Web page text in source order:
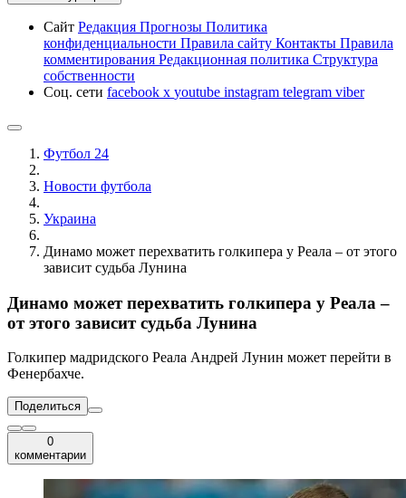
Сайт Редакция Прогнозы Политика
конфиденциальности Правила сайту Контакты Правила
комментирования Редакционная политика Структура
собственности
Соц. сети facebook x youtube instagram telegram viber
Футбол 24
Новости футбола
Украина
Динамо может перехватить голкипера у Реала – от этого
зависит судьба Лунина
Динамо может перехватить голкипера у Реала –
от этого зависит судьба Лунина
Голкипер мадридского Реала Андрей Лунин может перейти в
Фенербахче.
Поделиться
0
комментарии